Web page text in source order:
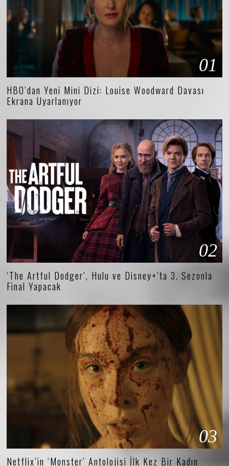
01
HBO’dan Yeni Mini Dizi: Louise Woodward Davası
Ekrana Uyarlanıyor
02
‘The Artful Dodger’, Hulu ve Disney+’ta 3. Sezonla
Final Yapacak
03
Netflix’in ‘Monster’ Antolojisi İlk Kez Bir Kadın